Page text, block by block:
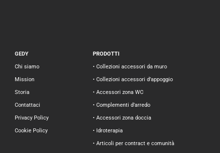
GEDY
Chi siamo
Mission
Storia
Contattaci
Privacy Policy
Cookie Policy
PRODOTTI
• Collezioni accessori da muro
• Collezioni accessori d’appoggio
• Accessori zona WC
• Complementi d’arredo
• Accessori zona doccia
• Idroterapia
• Articoli per contract e comunità